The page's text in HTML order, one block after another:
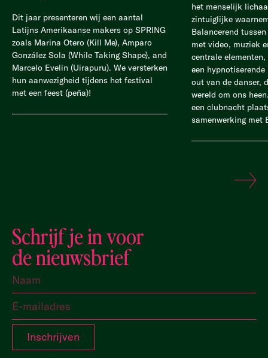
Dit jaar presenteren wij een aantal
Latijns Amerikaanse makers op SPRING
zoals Marina Otero (Kill Me), Amparo
González Sola (While Taking Shape), and
Marcelo Evelin (Uirapuru). We versterken
hun aanwezigheid tijdens het festival
met een feest (peña)!
het menselijk
zintuiglijke
Balancerend
met video, muziek
centrale
een
out van de danser,
wereld om ons
een clubnacht
samenwerking met
Schrijf je in voor
de nieuwsbrief